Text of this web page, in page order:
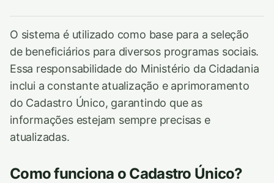
O sistema é utilizado como base para a seleção
de beneficiários para diversos programas sociais.
Essa responsabilidade do Ministério da Cidadania
inclui a constante atualização e aprimoramento
do Cadastro Único, garantindo que as
informações estejam sempre precisas e
atualizadas.
Como funciona o Cadastro Único?